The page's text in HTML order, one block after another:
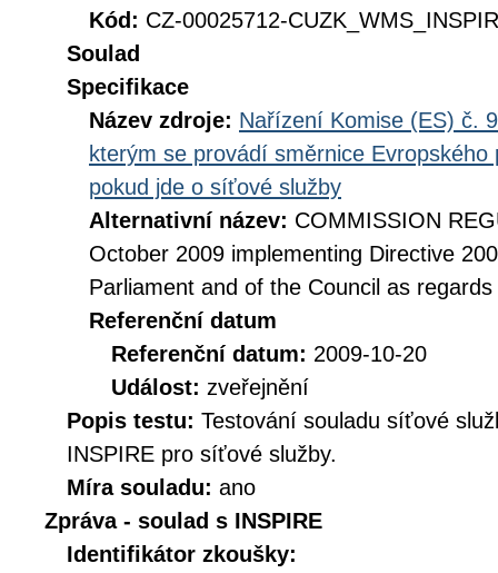
Kód: CZ-00025712-
Soulad
Specifikace
Název zdroje: Nařízení Komise (ES) č.
kterým se provádí směrnice
pokud jde o síťové služby
Alternativní název: COMMISSION
October 2009 implementing Directive
Parliament and of the Council as
Referenční datum
Referenční datum: 2009-10-20
Událost: zveřejnění
Popis testu: Testování souladu síťové
INSPIRE pro síťové služby.
Míra souladu: ano
Zpráva - soulad s INSPIRE
Identifikátor zkoušky: